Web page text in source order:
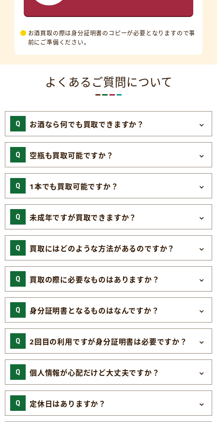
お酒買取の際は身分証明書のコピーが必要となりますので事
前にご準備ください。
よくあるご質問について
お酒なら何でも買取できますか？
空瓶も買取可能ですか？
1本でも買取可能ですか？
未成年ですが買取できますか？
買取にはどのような方法があるのですか？
買取の際に必要なものはありますか？
身分証明書となるものはなんですか？
2回目の利用ですが身分証明書は必要ですか？
個人情報が心配だけど大丈夫ですか？
定休日はありますか？